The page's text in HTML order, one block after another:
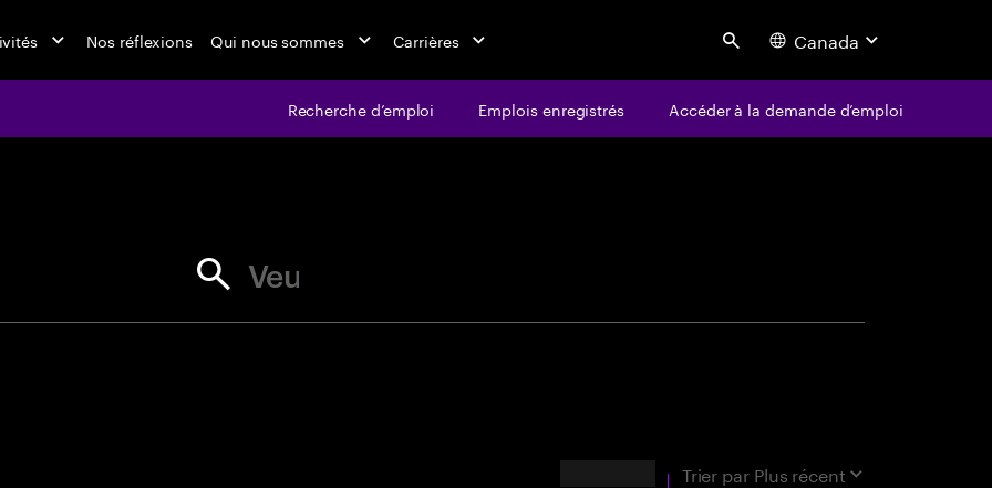
Nos réflexions Qui nous sommes Carrières Search Canada
Recherche d’emploi Emplois enregistrés Accéder à la demande d’emploi
guillemets pour obtenir une correspondance exacte.
Trier par Plus récent